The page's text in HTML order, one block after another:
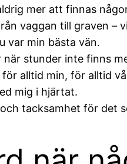
mer att finnas
vaggan till graven –
var min bästa vän.
stunder inte finns
för alltid min, för alltid
mig i hjärtat.
tacksamhet för det